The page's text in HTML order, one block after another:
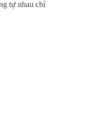
tự nhau chỉ